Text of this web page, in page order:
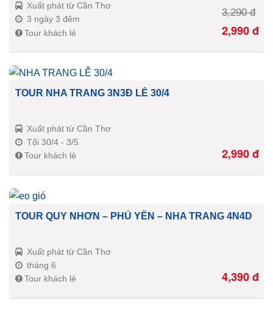
Xuất phát từ Cần Thơ
3 ngày 3 đêm
Tour khách lẻ
3,290đ
2,990đ
TOUR NHA TRANG 3N3Đ LỄ 30/4
Xuất phát từ Cần Thơ
Tối 30/4 - 3/5
Tour khách lẻ
2,990đ
TOUR QUY NHƠN – PHÚ YÊN – NHA TRANG 4N4D
Xuất phát từ Cần Thơ
tháng 6
Tour khách lẻ
4,390đ